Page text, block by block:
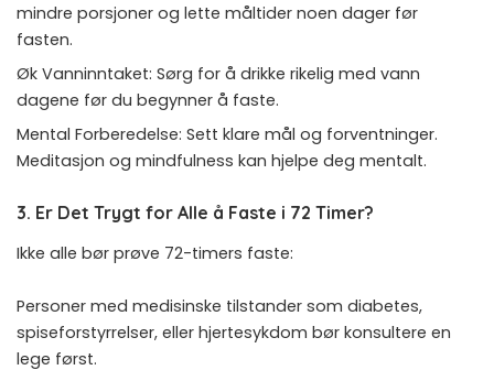
mindre porsjoner og lette måltider noen dager før
fasten.
Øk Vanninntaket: Sørg for å drikke rikelig med vann
dagene før du begynner å faste.
Mental Forberedelse: Sett klare mål og forventninger.
Meditasjon og mindfulness kan hjelpe deg mentalt.
3. Er Det Trygt for Alle å Faste i 72 Timer?
Ikke alle bør prøve 72-timers faste:
Personer med medisinske tilstander som diabetes,
spiseforstyrrelser, eller hjertesykdom bør konsultere en
lege først.